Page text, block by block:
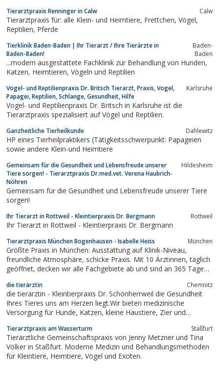
Tierarztpraxis Renninger in Calw Calw
Tierarztpraxis für: alle Klein- und Heimtiere, Frettchen, Vögel,
Reptilien, Pferde
Tierklinik Baden-Baden | Ihr Tierarzt / Ihre Tierärzte in
Baden-Baden!
Baden-
Baden
...modern ausgestattete Fachklinik zur Behandlung von Hunden,
Katzen, Heimtieren, Vögeln und Reptilien
Vogel- und Reptilienpraxis Dr. Britsch Tierarzt, Praxis, Vogel,
Papagei, Reptilien, Schlange, Gesundheit, Hilfe
Karlsruhe
Vogel- und Reptilienpraxis Dr. Britsch in Karlsruhe ist die
Tierarztpraxis spezialisiert auf Vögel und Reptilien.
Ganzheitliche Tierheilkunde Dahlewitz
HP eines Tierheilpraktikers (Tätigkeitsschwerpunkt: Papageien
sowie andere Klein-und Heimtiere
Gemeinsam für die Gesundheit und Lebensfreude unserer
Tiere sorgen! - Tierarztpraxis Dr.med.vet. Verena Haubrich-
Nöhren
Hildesheim
Gemeinsam für die Gesundheit und Lebensfreude unserer Tiere
sorgen!
Ihr Tierarzt in Rottweil - Kleintierpraxis Dr. Bergmann Rottweil
Ihr Tierarzt in Rottweil - Kleintierpraxis Dr. Bergmann
Tierarztpraxis München Bogenhausen - Isabelle Heiss München
Größte Praxis in München: Ausstattung auf Klinik-Niveau,
freundliche Atmosphäre, schicke Praxis. Mit 10 Ärztinnen, täglich
geöffnet, decken wir alle Fachgebiete ab und sind an 365 Tagen
die tierärztin Chemnitz
die tierärztin - Kleintierpraxis Dr. Schönherrweil die Gesundheit
Ihres Tieres uns am Herzen liegt.Wir bieten medizinische
Versorgung für Hunde, Katzen, kleine Haustiere, Zier und
Tierarztpraxis am Wasserturm Staßfurt
Tierärztliche Gemeinschaftspraxis von Jenny Metzner und Tina
Völker in Staßfurt. Moderne Medizin und Behandlungsmethoden
für Kleintiere, Heimtiere, Vögel und Exoten.